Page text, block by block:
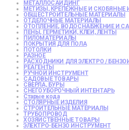
МЕТАЛЛОСАЙДИНГ
МЕТИЗЫ, КРЕПЕЖНЫЕ И СКОБЯНЫЕ
ОБЩЕСТРОИТЕЛЬНЫЕ МАТЕРИАЛЫ
ОТДЕЛОЧНЫЕ МАТЕРИАЛЫ
ОТОПЛЕНИЕ, ВОДОСНАБЖЕНИЕ И
ПЕНЫ, ГЕРМЕТИКИ, КЛЕИ, ЛЕНТЫ
ПИЛОМАТЕРИАЛЫ
ПОКРЫТИЯ ДЛЯ ПОЛА
ПОТОЛКИ
РАЗНОЕ
РАСХОДНИКИ ДЛЯ ЭЛЕКТРО /
РЕАГЕНТЫ
РУЧНОЙ ИНСТРУМЕНТ
САДОВЫЕ ТОВАРЫ
СВЕРЛА, БУРЫ
СНЕГОУБОРОЧНЫЙ ИНТЕНТАРЬ
Старые кода
СТОЛЯРНЫЕ ИЗДЕЛИЯ
СТРОИТЕЛЬНЫЕ МАТЕРИАЛЫ
ТРУБОПРОВОД
ХОЗЯЙСТВЕННЫЕ ТОВАРЫ
ЭЛЕКТРО-БЕНЗО ИНСТРУМЕНТ